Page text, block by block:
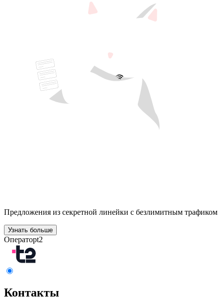
Предложения из секретной линейки с безлимитным трафиком
Узнать больше
Операторt2
Контакты